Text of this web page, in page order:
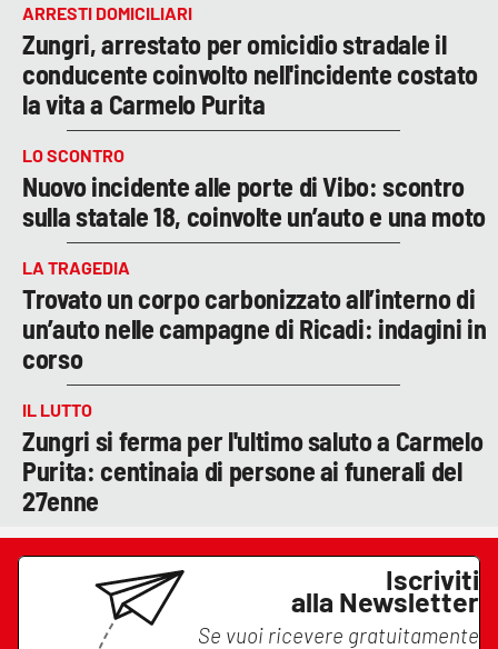
ARRESTI DOMICILIARI
Zungri, arrestato per omicidio stradale il
conducente coinvolto nell'incidente costato
la vita a Carmelo Purita
LO SCONTRO
Nuovo incidente alle porte di Vibo: scontro
sulla statale 18, coinvolte un’auto e una moto
LA TRAGEDIA
Trovato un corpo carbonizzato all’interno di
un’auto nelle campagne di Ricadi: indagini in
corso
IL LUTTO
Zungri si ferma per l'ultimo saluto a Carmelo
Purita: centinaia di persone ai funerali del
27enne
Iscriviti
alla Newsletter
Se vuoi ricevere gratuitamente